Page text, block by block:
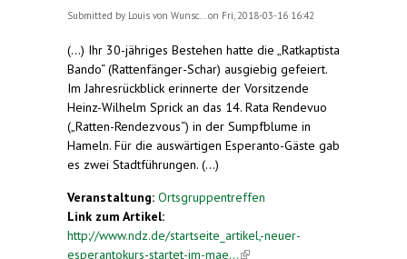
Submitted by Louis von Wunsc... on Fri, 2018-03-16 16:42
(...) Ihr 30-jähriges Bestehen hatte die „Ratkaptista
Bando“ (Rattenfänger-Schar) ausgiebig gefeiert.
Im Jahresrückblick erinnerte der Vorsitzende
Heinz-Wilhelm Sprick an das 14. Rata Rendevuo
(„Ratten-Rendezvous“) in der Sumpfblume in
Hameln. Für die auswärtigen Esperanto-Gäste gab
es zwei Stadtführungen. (...)
Veranstaltung: Ortsgruppentreffen
Link zum Artikel:
http://www.ndz.de/startseite_artikel,-neuer-
esperantokurs-startet-im-mae...(link is external)